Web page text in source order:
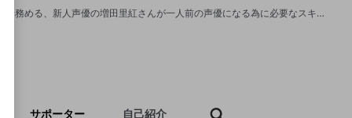
2021年10月放送アニメ「プラオレ！～PRIDE OF ORANGE〜」の主役・水沢愛佳役を務める、新人声優の増田里紅さんが一人前の声優になる為に必要なスキルを身に付けたり、業界の先輩にお話を聞いて成長を目指していく番組です。毎週水曜日19時より放送予定です。 ■増田里紅さんご本人コメント Q.どのようなチャンネル/配信にしていきたいですか？ A. 色々なことにチャレンジし、チャンネルを通じて私自身が声優として、また、人間的に成長していく姿を皆様に楽しんで見ていただけるようなチャンネルにしていきたいです！！ Q. ファンの皆様にコメントをお願いいたします！ A. 初めての配信で緊張もしていますが とてもワクワクして楽しみです！！！ 皆様に増田里紅をもっともっと知ってもらう為にそして配信を楽しんでいただくためにチャレンジ精神旺盛に色々な事に取り組んでいきたいと思っています。スポンジのようにたくさんの事を吸収して成長していく姿を見ていただけるように頑張ります！ よろしくお願いします！ ■増田里紅さんプロフィール 誕生日：3月22日 血液型：B型 特技：空手「旋風脚」 趣味：歌うこと、入浴 Twitter（@MsdRiku）：https://twitter.com/MsdRiku TikTok： https://vt.tiktok.com/ZSJRbNPmg/ ▼サブスクご入会手順 https://openrecnext.amebaownd.com/posts/13053739 ▼限定コミュニティ（Discord）の参加方法はこちら！ https://openrecnext.amebaownd.com/posts/11101764
サポーター 自己紹介